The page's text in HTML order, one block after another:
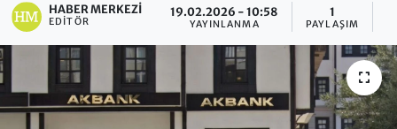
HABER MERKEZI
EDITÖR
19.02.2026 - 10:58
YAYINLANMA
1
PAYLAŞIM
Haber Arşivi